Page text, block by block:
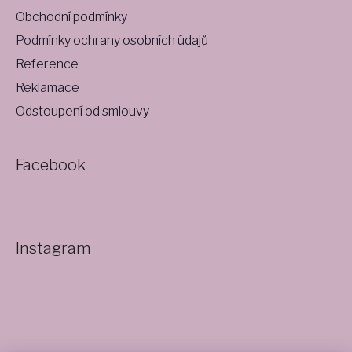
Obchodní podmínky
Podmínky ochrany osobních údajů
Reference
Reklamace
Odstoupení od smlouvy
Facebook
Instagram